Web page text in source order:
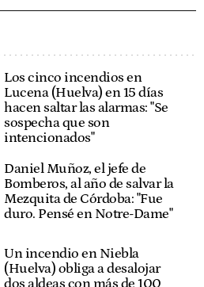
Los cinco incendios en
Lucena (Huelva) en 15 días
hacen saltar las alarmas: "Se
sospecha que son
intencionados"
Daniel Muñoz, el jefe de
Bomberos, al año de salvar la
Mezquita de Córdoba: "Fue
duro. Pensé en Notre-Dame"
Un incendio en Niebla
(Huelva) obliga a desalojar